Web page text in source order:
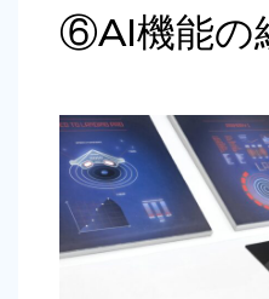
⑥AI機能の